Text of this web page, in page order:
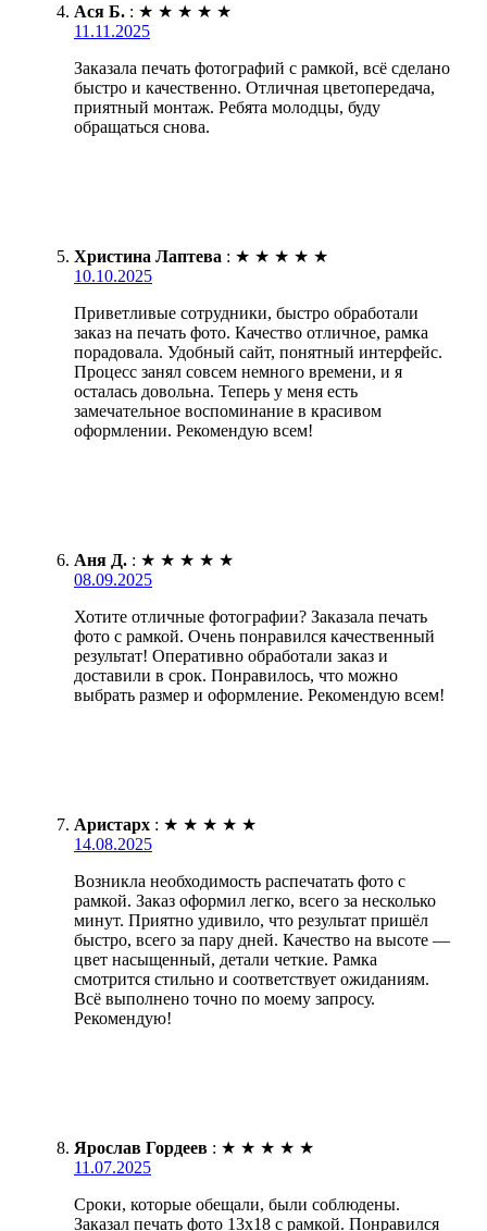
Ася Б. : ★ ★ ★ ★ ★
11.11.2025
Заказала печать фотографий с рамкой, всё сделано
быстро и качественно. Отличная цветопередача,
приятный монтаж. Ребята молодцы, буду
обращаться снова.
Христина Лаптева : ★ ★ ★ ★ ★
10.10.2025
Приветливые сотрудники, быстро обработали
заказ на печать фото. Качество отличное, рамка
порадовала. Удобный сайт, понятный интерфейс.
Процесс занял совсем немного времени, и я
осталась довольна. Теперь у меня есть
замечательное воспоминание в красивом
оформлении. Рекомендую всем!
Аня Д. : ★ ★ ★ ★ ★
08.09.2025
Хотите отличные фотографии? Заказала печать
фото с рамкой. Очень понравился качественный
результат! Оперативно обработали заказ и
доставили в срок. Понравилось, что можно
выбрать размер и оформление. Рекомендую всем!
Аристарх : ★ ★ ★ ★ ★
14.08.2025
Возникла необходимость распечатать фото с
рамкой. Заказ оформил легко, всего за несколько
минут. Приятно удивило, что результат пришёл
быстро, всего за пару дней. Качество на высоте —
цвет насыщенный, детали четкие. Рамка
смотрится стильно и соответствует ожиданиям.
Всё выполнено точно по моему запросу.
Рекомендую!
Ярослав Гордеев : ★ ★ ★ ★ ★
11.07.2025
Сроки, которые обещали, были соблюдены.
Заказал печать фото 13х18 с рамкой. Понравился